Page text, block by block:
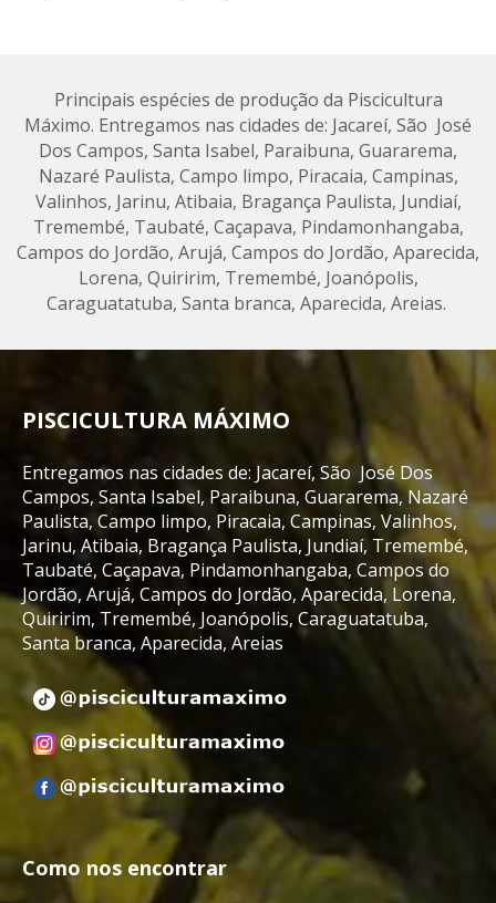
Principais espécies de produção da Piscicultura
Máximo. Entregamos nas cidades de: Jacareí, São José
Dos Campos, Santa Isabel, Paraibuna, Guararema,
Nazaré Paulista, Campo limpo, Piracaia, Campinas,
Valinhos, Jarinu, Atibaia, Bragança Paulista, Jundiaí,
Tremembé, Taubaté, Caçapava, Pindamonhangaba,
Campos do Jordão, Arujá, Campos do Jordão, Aparecida,
Lorena, Quiririm, Tremembé, Joanópolis,
Caraguatatuba, Santa branca, Aparecida, Areias.
PISCICULTURA MÁXIMO
Entregamos nas cidades de: Jacareí, São José Dos
Campos, Santa Isabel, Paraibuna, Guararema, Nazaré
Paulista, Campo limpo, Piracaia, Campinas, Valinhos,
Jarinu, Atibaia, Bragança Paulista, Jundiaí, Tremembé,
Taubaté, Caçapava, Pindamonhangaba, Campos do
Jordão, Arujá, Campos do Jordão, Aparecida, Lorena,
Quiririm, Tremembé, Joanópolis, Caraguatatuba,
Santa branca, Aparecida, Areias
Como nos encontrar